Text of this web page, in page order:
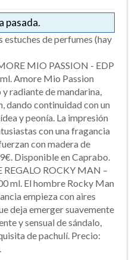
pasada.
estuches de perfumes (hay
MIO PASSION - EDP
Amore Mio Passion
radiante de mandarina,
dando continuidad con un
y peonía. La impresión
con una fragancia
con madera de
Disponible en Caprabo.
REGALO ROCKY MAN –
ml. El hombre Rocky Man
empieza con aires
deja emerger suavemente
y sensual de sándalo,
de pachulí. Precio: